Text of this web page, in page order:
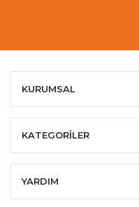
KURUMSAL
KATEGORİLER
YARDIM